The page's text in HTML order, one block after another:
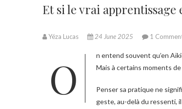
Et si le vrai apprentissage
Yéza Lucas 24 June 2025 1
On entend souvent qu’en Aïkido, le corps apprend par la répétition et que le ressenti prime. Et ce n’est pas faut ! Mais à certains moments
Penser sa pratique ne
geste, au-delà du ressenti,